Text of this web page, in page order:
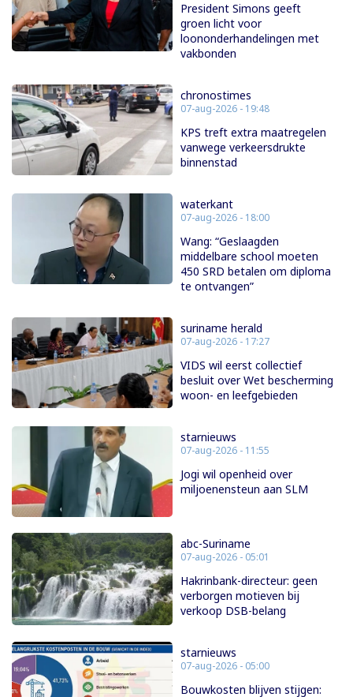
President Simons geeft
groen licht voor
loononderhandelingen met
vakbonden
chronostimes
07-aug-2026 - 19:48
KPS treft extra maatregelen
vanwege verkeersdrukte
binnenstad
waterkant
07-aug-2026 - 18:00
Wang: “Geslaagden
middelbare school moeten
450 SRD betalen om diploma
te ontvangen”
suriname herald
07-aug-2026 - 17:27
VIDS wil eerst collectief
besluit over Wet bescherming
woon- en leefgebieden
starnieuws
07-aug-2026 - 11:55
Jogi wil openheid over
miljoenensteun aan SLM
abc-Suriname
07-aug-2026 - 05:01
Hakrinbank-directeur: geen
verborgen motieven bij
verkoop DSB-belang
starnieuws
07-aug-2026 - 05:00
Bouwkosten blijven stijgen: